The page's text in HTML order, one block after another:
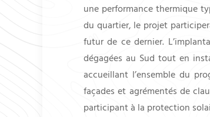
une performance thermique
du quartier, le projet
futur de ce dernier.
dégagées au Sud tout en
accueillant l’ensemble du
façades et agrémentés de
participant à la protection